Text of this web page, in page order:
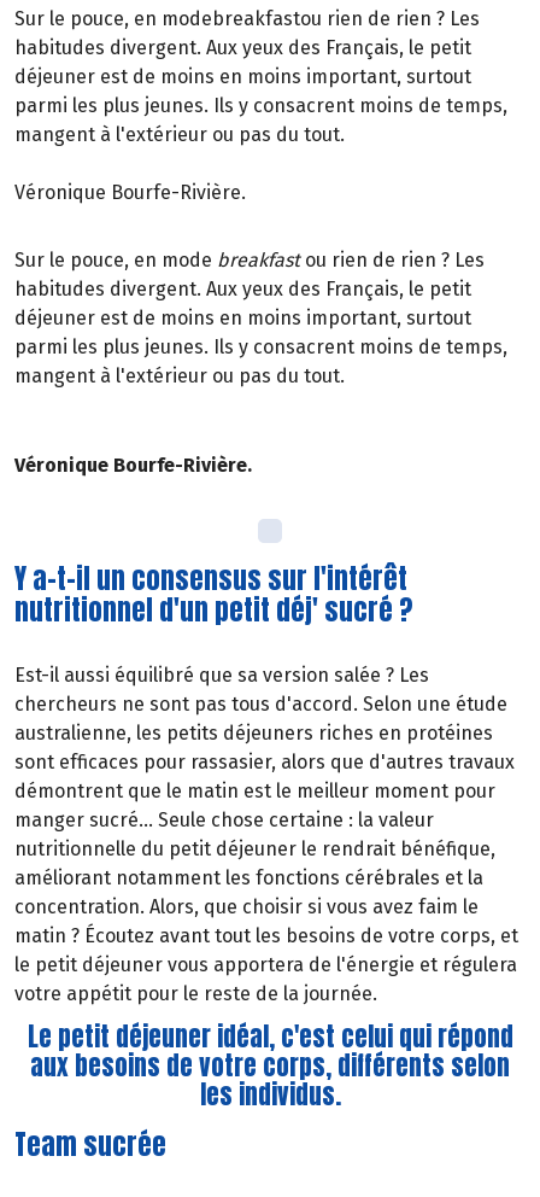
Sur le pouce, en modebreakfastou rien de rien ? Les
habitudes divergent. Aux yeux des Français, le petit
déjeuner est de moins en moins important, surtout
parmi les plus jeunes. Ils y consacrent moins de temps,
mangent à l'extérieur ou pas du tout.
Véronique Bourfe-Rivière.
Sur le pouce, en mode breakfast ou rien de rien ? Les
habitudes divergent. Aux yeux des Français, le petit
déjeuner est de moins en moins important, surtout
parmi les plus jeunes. Ils y consacrent moins de temps,
mangent à l'extérieur ou pas du tout.
Véronique Bourfe-Rivière.
Y a-t-il un consensus sur l'intérêt
nutritionnel d'un petit déj' sucré ?
Est-il aussi équilibré que sa version salée ? Les
chercheurs ne sont pas tous d'accord. Selon une étude
australienne, les petits déjeuners riches en protéines
sont efficaces pour rassasier, alors que d'autres travaux
démontrent que le matin est le meilleur moment pour
manger sucré... Seule chose certaine : la valeur
nutritionnelle du petit déjeuner le rendrait bénéfique,
améliorant notamment les fonctions cérébrales et la
concentration. Alors, que choisir si vous avez faim le
matin ? Écoutez avant tout les besoins de votre corps, et
le petit déjeuner vous apportera de l'énergie et régulera
votre appétit pour le reste de la journée.
Le petit déjeuner idéal, c'est celui qui répond
aux besoins de votre corps, différents selon
les individus.
Team sucrée